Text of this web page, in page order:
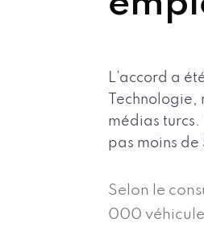
L’accord a
médias
pas moins
Selon le
000